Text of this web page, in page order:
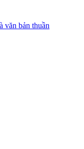
văn bản thuần